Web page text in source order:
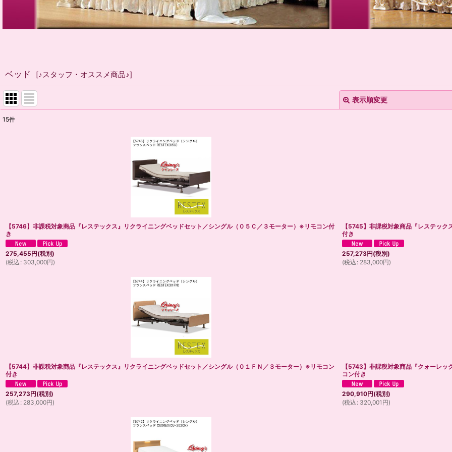
ベッド [♪スタッフ・オススメ商品♪]
表示順変更
15件
【5746】非課税対象商品『レステックス』リクライニングベッドセット／シングル（０５Ｃ／３モーター）※リモコン付
き
275,455円(税別)
(税込 : 303,000円)
【5745】非課税対象商品『レステッ
付き
257,273円(税別)
(税込 : 283,000円)
【5744】非課税対象商品『レステックス』リクライニングベッドセット／シングル（０１ＦＮ／３モーター）※リモコン
付き
257,273円(税別)
(税込 : 283,000円)
【5743】非課税対象商品『クォーレ
コン付き
290,910円(税別)
(税込 : 320,001 円)